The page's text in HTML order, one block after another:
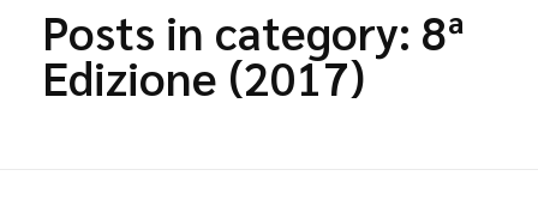
Posts in category: 8ª
Edizione (2017)